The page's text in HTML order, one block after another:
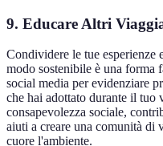
9. Educare Altri
Condividere le tue esperienze
modo sostenibile è una forma
social media per evidenziare
che hai adottato durante il
consapevolezza sociale,
aiuti a creare una comunità di
cuore l'ambiente.